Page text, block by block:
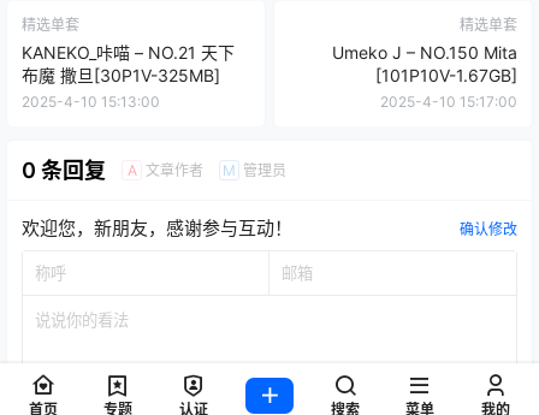
精选单套
KANEKO_咔喵 – NO.21 天下
布魔 撒旦[30P1V-325MB]
2025-4-10 15:13:00
精选单套
Umeko J – NO.150 Mita
[101P10V-1.67GB]
2025-4-10 15:17:00
0 条回复 A 文章作者 M 管理员
欢迎您，新朋友，感谢参与互动！ 确认修改
首页 专题 认证 搜索 菜单 我的